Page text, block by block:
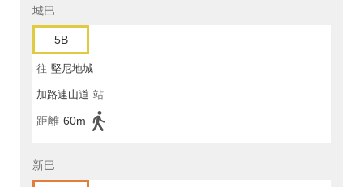
城巴
5B
往 堅尼地城
加路連山道 站
距離 60m
新巴